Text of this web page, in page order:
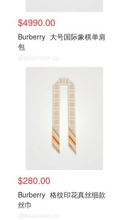
$4990.00
Burberry 大号国际象棋单肩
包
@dealmoon.ca
$280.00
Burberry 格纹印花真丝细款
丝巾
@dealmoon.ca